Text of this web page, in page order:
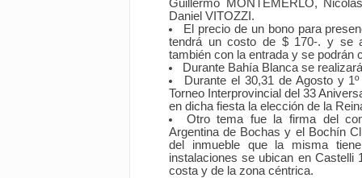
Guillermo MONTEMERLO,
Daniel VITOZZI.
El precio de un bono para
tendrá un costo de $ 170-. y se
también con la entrada y se podrán
Durante Bahía Blanca se
Durante el 30,31 de Agosto y
Torneo Interprovincial del 33
en dicha fiesta la elección de la
Otro tema fue la firma del
Argentina de Bochas y el Bochín
del inmueble que la misma
instalaciones se ubican en Castelli
costa y de la zona céntrica.